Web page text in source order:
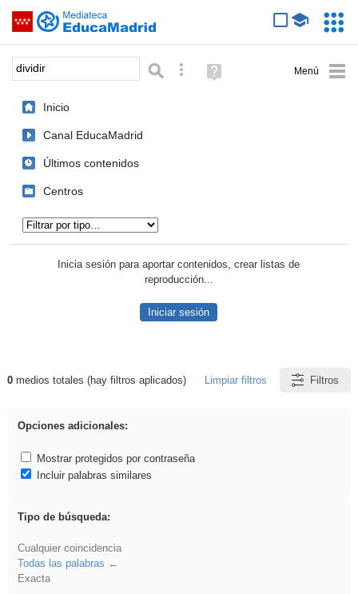
Saltar navegación
Palabra o frase: Búsqueda avanzada
Ayuda
(en
Inicio
Canal EducaMadrid
Últimos contenidos
Centros
Inicia sesión para aportar contenidos, crear listas de
reproducción...
Iniciar sesión
Resultados de: dividir
0medios totales (hay filtros aplicados) Limpiar filtros Filtros
Opciones adicionales:
Mostrar protegidos por contraseña
Incluir palabras similares
Tipo de búsqueda:
Cualquier coincidencia
Todas las palabras
Exacta